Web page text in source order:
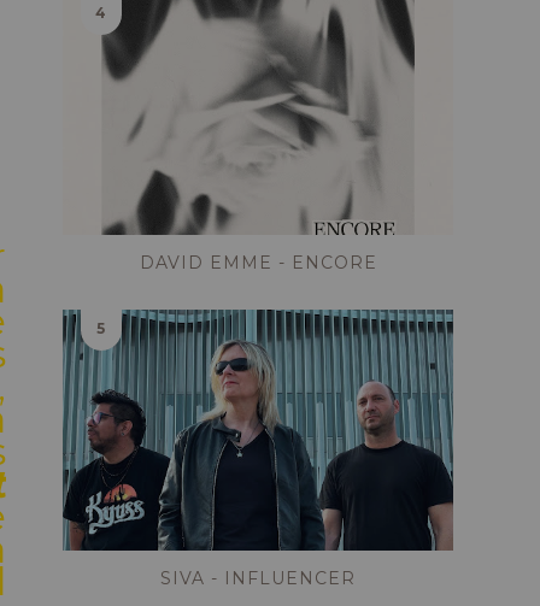
DAVID EMME - ENCORE
SIVA - INFLUENCER